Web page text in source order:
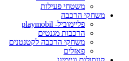
משטחי פעילות
משחקי הרכבה
פליימוביל- playmobil
הרכבות מגנטים
משחקי הרכבה לקטנטנים
פאזלים